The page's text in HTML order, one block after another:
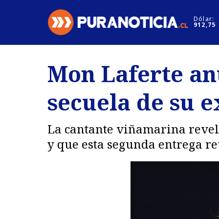
Dólar:
912,75
Regiones
Deportes Motores
Mon Laferte
secuela de su
La cantante viñamarina
y que esta segunda entrega